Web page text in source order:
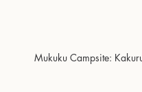
Mukuku Campsite: